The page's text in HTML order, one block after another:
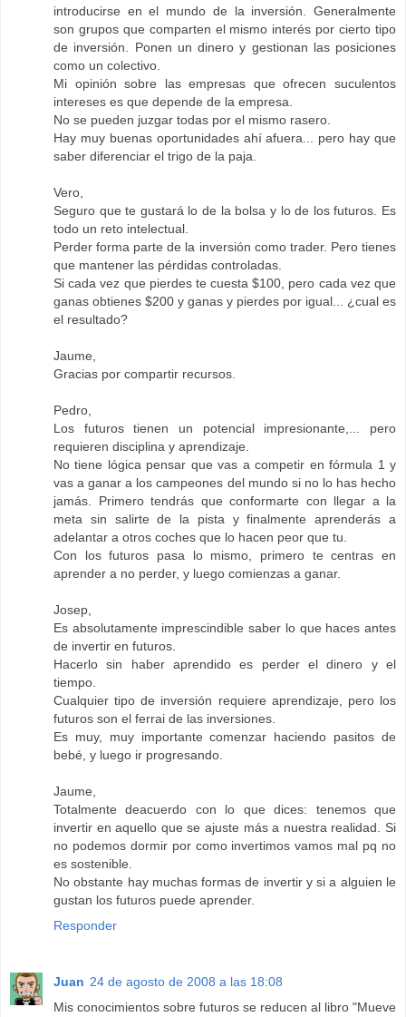
introducirse en el mundo de la inversión. Generalmente
son grupos que comparten el mismo interés por cierto tipo
de inversión. Ponen un dinero y gestionan las posiciones
como un colectivo.
Mi opinión sobre las empresas que ofrecen suculentos
intereses es que depende de la empresa.
No se pueden juzgar todas por el mismo rasero.
Hay muy buenas oportunidades ahí afuera... pero hay que
saber diferenciar el trigo de la paja.
Vero,
Seguro que te gustará lo de la bolsa y lo de los futuros. Es
todo un reto intelectual.
Perder forma parte de la inversión como trader. Pero tienes
que mantener las pérdidas controladas.
Si cada vez que pierdes te cuesta $100, pero cada vez que
ganas obtienes $200 y ganas y pierdes por igual... ¿cual es
el resultado?
Jaume,
Gracias por compartir recursos.
Pedro,
Los futuros tienen un potencial impresionante,... pero
requieren disciplina y aprendizaje.
No tiene lógica pensar que vas a competir en fórmula 1 y
vas a ganar a los campeones del mundo si no lo has hecho
jamás. Primero tendrás que conformarte con llegar a la
meta sin salirte de la pista y finalmente aprenderás a
adelantar a otros coches que lo hacen peor que tu.
Con los futuros pasa lo mismo, primero te centras en
aprender a no perder, y luego comienzas a ganar.
Josep,
Es absolutamente imprescindible saber lo que haces antes
de invertir en futuros.
Hacerlo sin haber aprendido es perder el dinero y el
tiempo.
Cualquier tipo de inversión requiere aprendizaje, pero los
futuros son el ferrai de las inversiones.
Es muy, muy importante comenzar haciendo pasitos de
bebé, y luego ir progresando.
Jaume,
Totalmente deacuerdo con lo que dices: tenemos que
invertir en aquello que se ajuste más a nuestra realidad. Si
no podemos dormir por como invertimos vamos mal pq no
es sostenible.
No obstante hay muchas formas de invertir y si a alguien le
gustan los futuros puede aprender.
Responder
Juan 24 de agosto de 2008 a las 18:08
Mis conocimientos sobre futuros se reducen al libro "Mueve